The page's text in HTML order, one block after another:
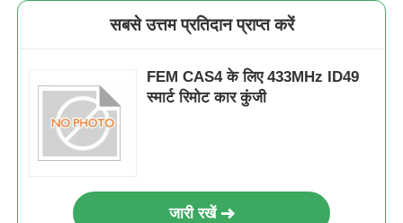
सबसे उत्तम प्रतिदान प्राप्त करें
FEM CAS4 के लिए 433MHz ID49
स्मार्ट रिमोट कार कुंजी
जारी रखें